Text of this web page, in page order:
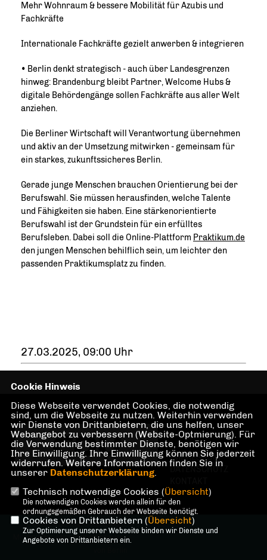
Mehr Wohnraum & bessere Mobilität für Azubis und
Fachkräfte
Internationale Fachkräfte gezielt anwerben & integrieren
• Berlin denkt strategisch - auch über Landesgrenzen
hinweg: Brandenburg bleibt Partner, Welcome Hubs &
digitale Behördengänge sollen Fachkräfte aus aller Welt
anziehen.
Die Berliner Wirtschaft will Verantwortung übernehmen
und aktiv an der Umsetzung mitwirken - gemeinsam für
ein starkes, zukunftssicheres Berlin.
Gerade junge Menschen brauchen Orientierung bei der
Berufswahl. Sie müssen herausfinden, welche Talente
und Fähigkeiten sie haben. Eine stärkenorientierte
Berufswahl ist der Grundstein für ein erfülltes
Berufsleben. Dabei soll die Online-Plattform Praktikum.de
den jungen Menschen behilflich sein, um leichter den
passenden Praktikumsplatz zu finden.
27.03.2025, 09:00 Uhr
IMPRESSUM
DATENSCHUTZ
@2026 Dr. Martin Sattelkau,
Mitglied des Abgeordnetenhauses
Cookie Hinweis
Diese Webseite verwendet Cookies, die notwendig
sind, um die Webseite zu nutzen. Weiterhin verwenden
wir Dienste von Drittanbietern, die uns helfen, unser
Webangebot zu verbessern (Website-Optmierung). Für
die Verwendung bestimmter Dienste, benötigen wir
Ihre Einwilligung. Ihre Einwilligung können Sie jederzeit
widerrufen. Weitere Informationen finden Sie in
unserer Datenschutzerklärung.
Technisch notwendige Cookies (Übersicht)
Die notwendigen Cookies werden allein für den
ordnungsgemäßen Gebrauch der Webseite benötigt.
Cookies von Drittanbietern (Übersicht)
Zur Optimierung unserer Webseite binden wir Dienste und
Angebote von Drittanbietern ein.